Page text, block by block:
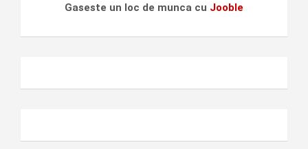
Gaseste un loc de munca cu Jooble